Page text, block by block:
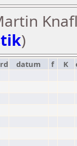
)
rd datum f K